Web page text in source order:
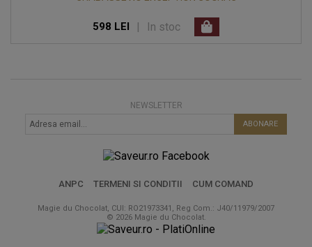
598 LEI | In stoc
NEWSLETTER
ABONARE
ANPC TERMENI SI CONDITII CUM COMAND
Magie du Chocolat, CUI: RO21973341, Reg Com.: J40/11979/2007
© 2026 Magie du Chocolat.